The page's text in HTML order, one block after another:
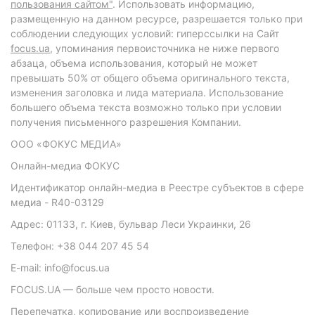
пользования сайтом". Использовать информацию,
размещенную на данном ресурсе, разрешается только при
соблюдении следующих условий: гиперссылки на Сайт
focus.ua, упоминания первоисточника не ниже первого
абзаца, объема использования, который не может
превышать 50% от общего объема оригинального текста,
изменения заголовка и лида материала. Использование
большего объема текста возможно только при условии
получения письменного разрешения Компании.
ООО «ФОКУС МЕДИА»
Онлайн-медиа ФОКУС
Идентификатор онлайн-медиа в Реестре субъектов в сфере
медиа - R40-03129
Адрес: 01133, г. Киев, бульвар Леси Украинки, 26
Телефон: +38 044 207 45 54
E-mail: info@focus.ua
FOCUS.UA — больше чем просто новости.
Перепечатка, копирование или воспроизведение